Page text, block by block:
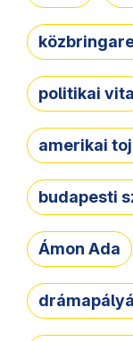
politikai vita
amerikai
budapesti
Ámon Ada